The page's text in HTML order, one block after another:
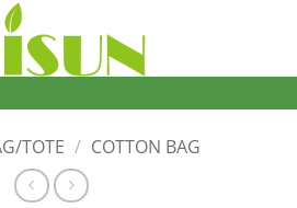
TOTE / COTTON BAG